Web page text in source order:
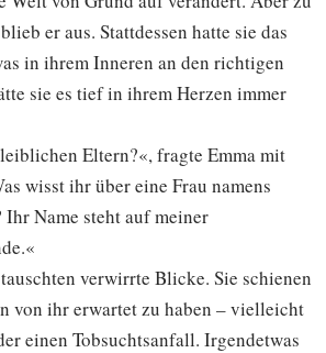
er aus. Stattdessen hatte sie das
in ihrem Inneren an den richtigen
sie es tief in ihrem Herzen immer
Eltern?«, fragte Emma mit
wisst ihr über eine Frau namens
Name steht auf meiner
verwirrte Blicke. Sie schienen
von ihr erwartet zu haben – vielleicht
einen Tobsuchtsanfall. Irgendetwas